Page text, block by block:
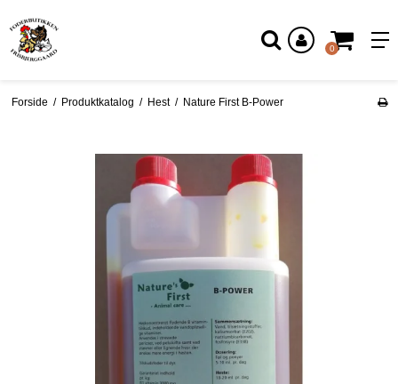
Log ind
0
Forside / Produktkatalog / Hest / Nature First B-Power